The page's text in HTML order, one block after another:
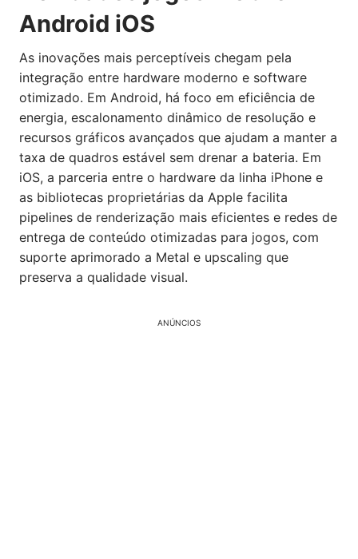
Android iOS
As inovações mais perceptíveis chegam pela
integração entre hardware moderno e software
otimizado. Em Android, há foco em eficiência de
energia, escalonamento dinâmico de resolução e
recursos gráficos avançados que ajudam a manter a
taxa de quadros estável sem drenar a bateria. Em
iOS, a parceria entre o hardware da linha iPhone e
as bibliotecas proprietárias da Apple facilita
pipelines de renderização mais eficientes e redes de
entrega de conteúdo otimizadas para jogos, com
suporte aprimorado a Metal e upscaling que
preserva a qualidade visual.
ANÚNCIOS